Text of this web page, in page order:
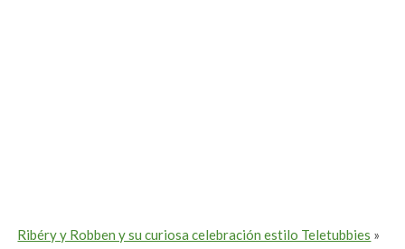
Ribéry y Robben y su curiosa celebración estilo Teletubbies »